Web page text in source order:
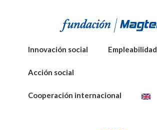
Innovación social Empleabilidad
Acción social
Cooperación internacional